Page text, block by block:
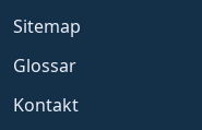
Sitemap
Glossar
Kontakt